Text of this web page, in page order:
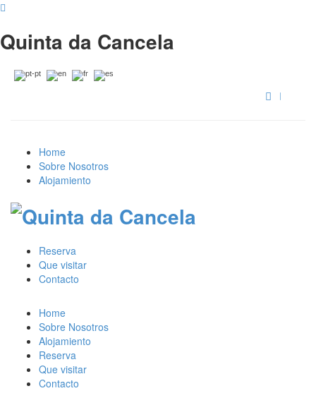
Quinta da Cancela
Home
Sobre Nosotros
Alojamiento
Reserva
Que visitar
Contacto
Home
Sobre Nosotros
Alojamiento
Reserva
Que visitar
Contacto